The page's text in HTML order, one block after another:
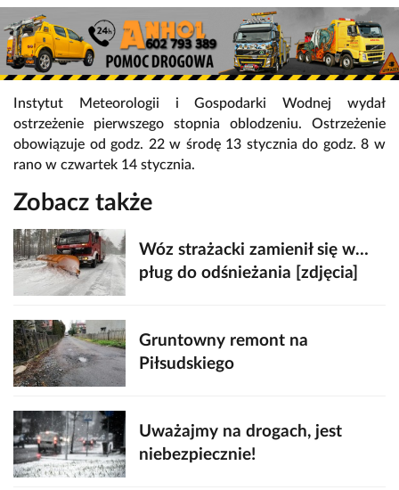
Instytut Meteorologii i Gospodarki Wodnej wydał
ostrzeżenie pierwszego stopnia oblodzeniu. Ostrzeżenie
obowiązuje od godz. 22 w środę 13 stycznia do godz. 8 w
rano w czwartek 14 stycznia.
Zobacz także
Wóz strażacki zamienił się w…
pług do odśnieżania [zdjęcia]
Gruntowny remont na
Piłsudskiego
Uważajmy na drogach, jest
niebezpiecznie!